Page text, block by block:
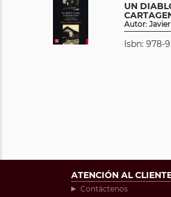
UN
Autor:
Isbn: 978-
ATENCIÓN AL
Contáctenos